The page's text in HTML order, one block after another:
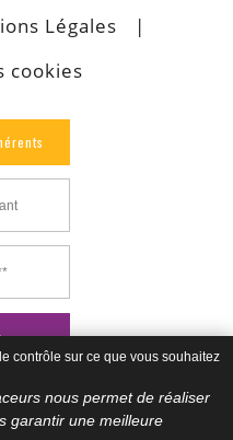
Légales
cookies
contrôle sur ce que vous souhaitez
nous permet de réaliser
garantir une meilleure